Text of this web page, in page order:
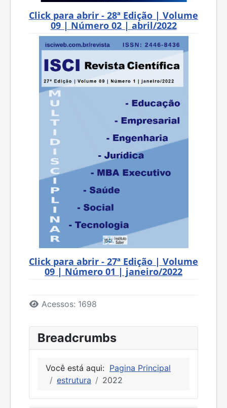
Click para abrir - 28ª Edição | Volume
09 | Número 02 | abril/2022
Click para abrir - 27ª Edição | Volume
09 | Número 01 | janeiro/2022
Detalhes
Acessos: 1698
Breadcrumbs
Você está aqui: Pagina Principal
estrutura
2022